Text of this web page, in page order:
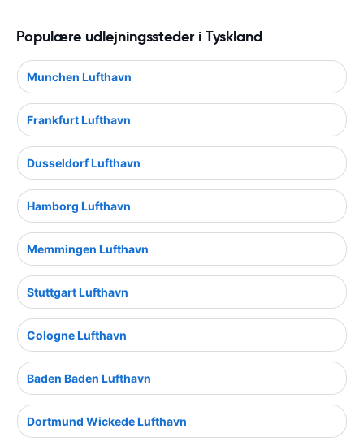
Populære udlejningssteder i Tyskland
Munchen Lufthavn
Frankfurt Lufthavn
Dusseldorf Lufthavn
Hamborg Lufthavn
Memmingen Lufthavn
Stuttgart Lufthavn
Cologne Lufthavn
Baden Baden Lufthavn
Dortmund Wickede Lufthavn